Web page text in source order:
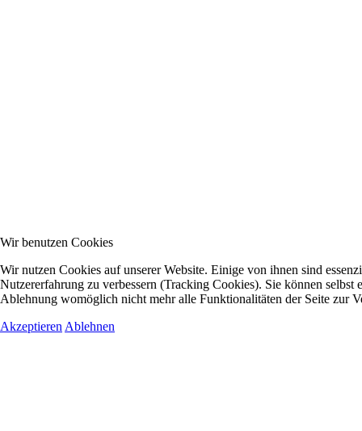
Wir benutzen Cookies
Wir nutzen Cookies auf unserer Website. Einige von ihnen sind
Nutzererfahrung zu verbessern (Tracking Cookies). Sie können selbst
Ablehnung womöglich nicht mehr alle Funktionalitäten der Seite zur
Akzeptieren Ablehnen